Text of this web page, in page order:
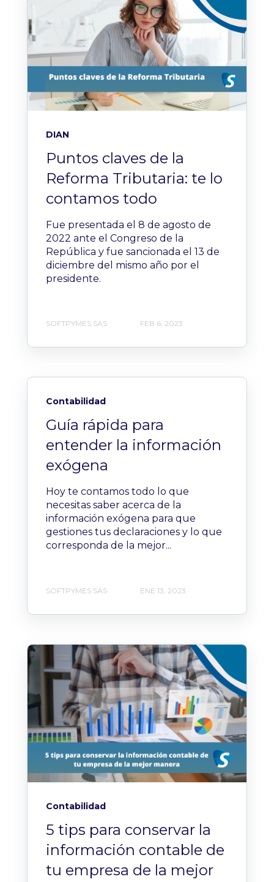
DIAN
Puntos claves de la
Reforma Tributaria: te lo
contamos todo
Fue presentada el 8 de agosto de
2022 ante el Congreso de la
República y fue sancionada el 13 de
diciembre del mismo año por el
presidente.
SOFTPYMES SAS FEB 6, 2023
Contabilidad
Guía rápida para
entender la información
exógena
Hoy te contamos todo lo que
necesitas saber acerca de la
información exógena para que
gestiones tus declaraciones y lo que
corresponda de la mejor...
SOFTPYMES SAS ENE 13, 2023
Contabilidad
5 tips para conservar la
información contable de
tu empresa de la mejor